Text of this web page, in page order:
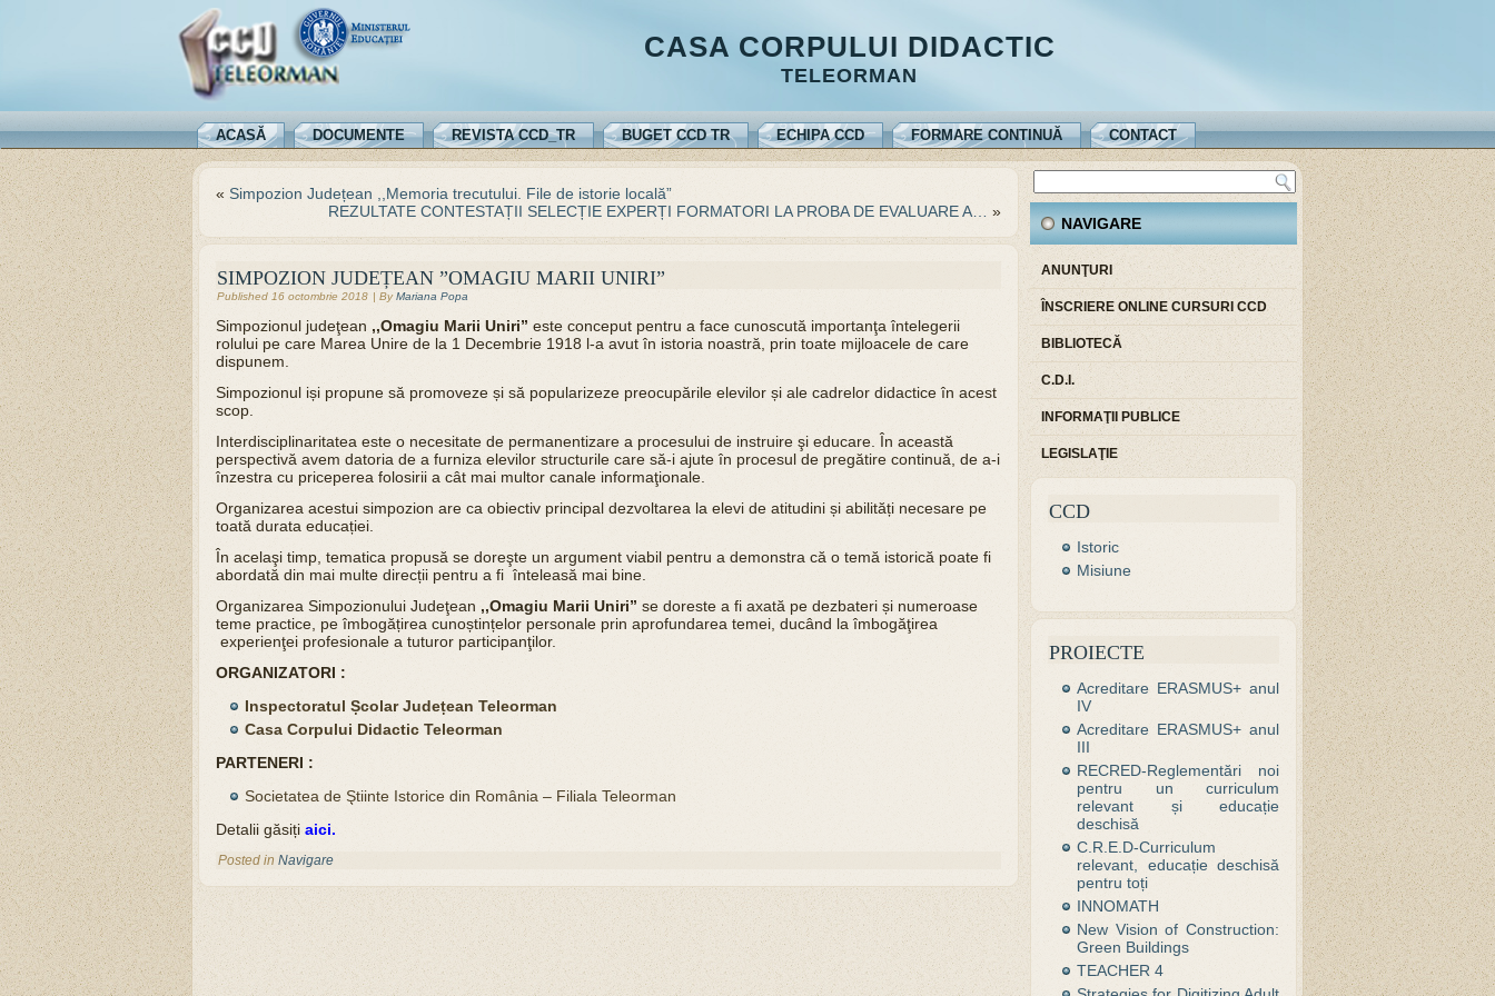
CASA CORPULUI DIDACTIC
TELEORMAN
ACASĂ DOCUMENTE REVISTA CCD_TR BUGET CCD TR ECHIPA CCD FORMARE CONTINUĂ CONTACT
« Simpozion Județean ,,Memoria trecutului. File de istorie locală”
REZULTATE CONTESTAȚII SELECȚIE EXPERȚI FORMATORI LA PROBA DE EVALUARE A…
»
SIMPOZION JUDEȚEAN ”OMAGIU MARII UNIRI”
Published 16 octombrie 2018 | By Mariana Popa
Simpozionul judeţean ,,Omagiu Marii Uniri” este conceput pentru a face cunoscută importanţa întelegerii
rolului pe care Marea Unire de la 1 Decembrie 1918 l-a avut în istoria noastră, prin toate mijloacele de care
dispunem.
Simpozionul iși propune să promoveze și să popularizeze preocupările elevilor și ale cadrelor didactice în acest
scop.
Interdisciplinaritatea este o necesitate de permanentizare a procesului de instruire şi educare. În această
perspectivă avem datoria de a furniza elevilor structurile care să-i ajute în procesul de pregătire continuă, de a-i
înzestra cu priceperea folosirii a cât mai multor canale informaţionale.
Organizarea acestui simpozion are ca obiectiv principal dezvoltarea la elevi de atitudini și abilități necesare pe
toată durata educației.
În acelaşi timp, tematica propusă se doreşte un argument viabil pentru a demonstra că o temă istorică poate fi
abordată din mai multe direcții pentru a fi înteleasă mai bine.
Organizarea Simpozionului Judeţean ,,Omagiu Marii Uniri” se doreste a fi axată pe dezbateri și numeroase
teme practice, pe îmbogățirea cunoștințelor personale prin aprofundarea temei, ducând la îmbogăţirea
experienţei profesionale a tuturor participanţilor.
ORGANIZATORI :
Inspectoratul Școlar Județean Teleorman
Casa Corpului Didactic Teleorman
PARTENERI :
Societatea de Ştiinte Istorice din România – Filiala Teleorman
Detalii găsiți aici.
Posted in Navigare
NAVIGARE
ANUNŢURI
ÎNSCRIERE ONLINE CURSURI CCD
BIBLIOTECĂ
C.D.I.
INFORMAŢII PUBLICE
LEGISLAŢIE
CCD
Istoric
Misiune
PROIECTE
Acreditare ERASMUS+ anul
IV
Acreditare ERASMUS+ anul
III
RECRED-Reglementări noi
pentru un curriculum
relevant și educație
deschisă
C.R.E.D-Curriculum
relevant, educație deschisă
pentru toți
INNOMATH
New Vision of Construction:
Green Buildings
TEACHER 4